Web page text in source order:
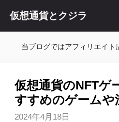
テ
仮想通貨とクジラ
当ブログではアフィリエイト
仮想通貨のNFTゲ
すすめのゲームや
2024年4月18日